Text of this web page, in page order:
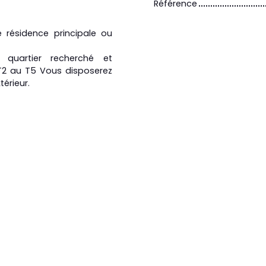
principale ou
recherché et
au T5 Vous disposerez
Référence